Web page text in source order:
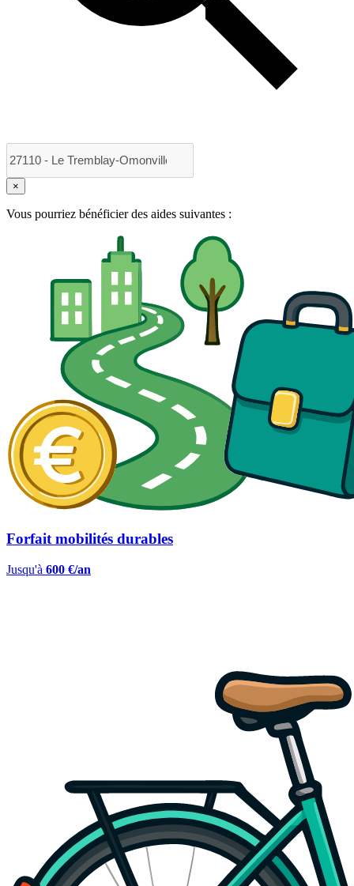
×
Vous pourriez bénéficier des aides suivantes :
Forfait mobilités durables
Jusqu'à 600 €/an